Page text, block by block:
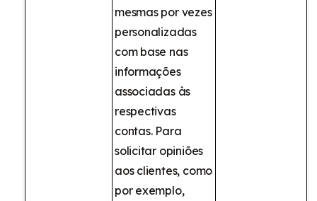
mesmas por vezes
personalizadas
com base nas
informações
associadas às
respectivas
contas. Para
solicitar opiniões
aos clientes, como
por exemplo,